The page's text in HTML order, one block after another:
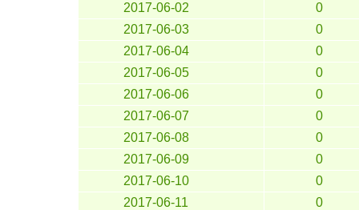
2017-06-02
0
2017-06-03
0
2017-06-04
0
2017-06-05
0
2017-06-06
0
2017-06-07
0
2017-06-08
0
2017-06-09
0
2017-06-10
0
2017-06-11
0